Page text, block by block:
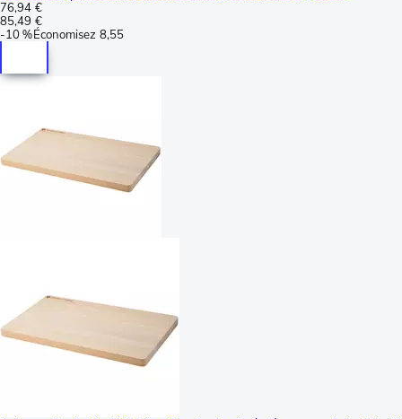
76,94 €
85,49 €
-10 %Économisez 8,55